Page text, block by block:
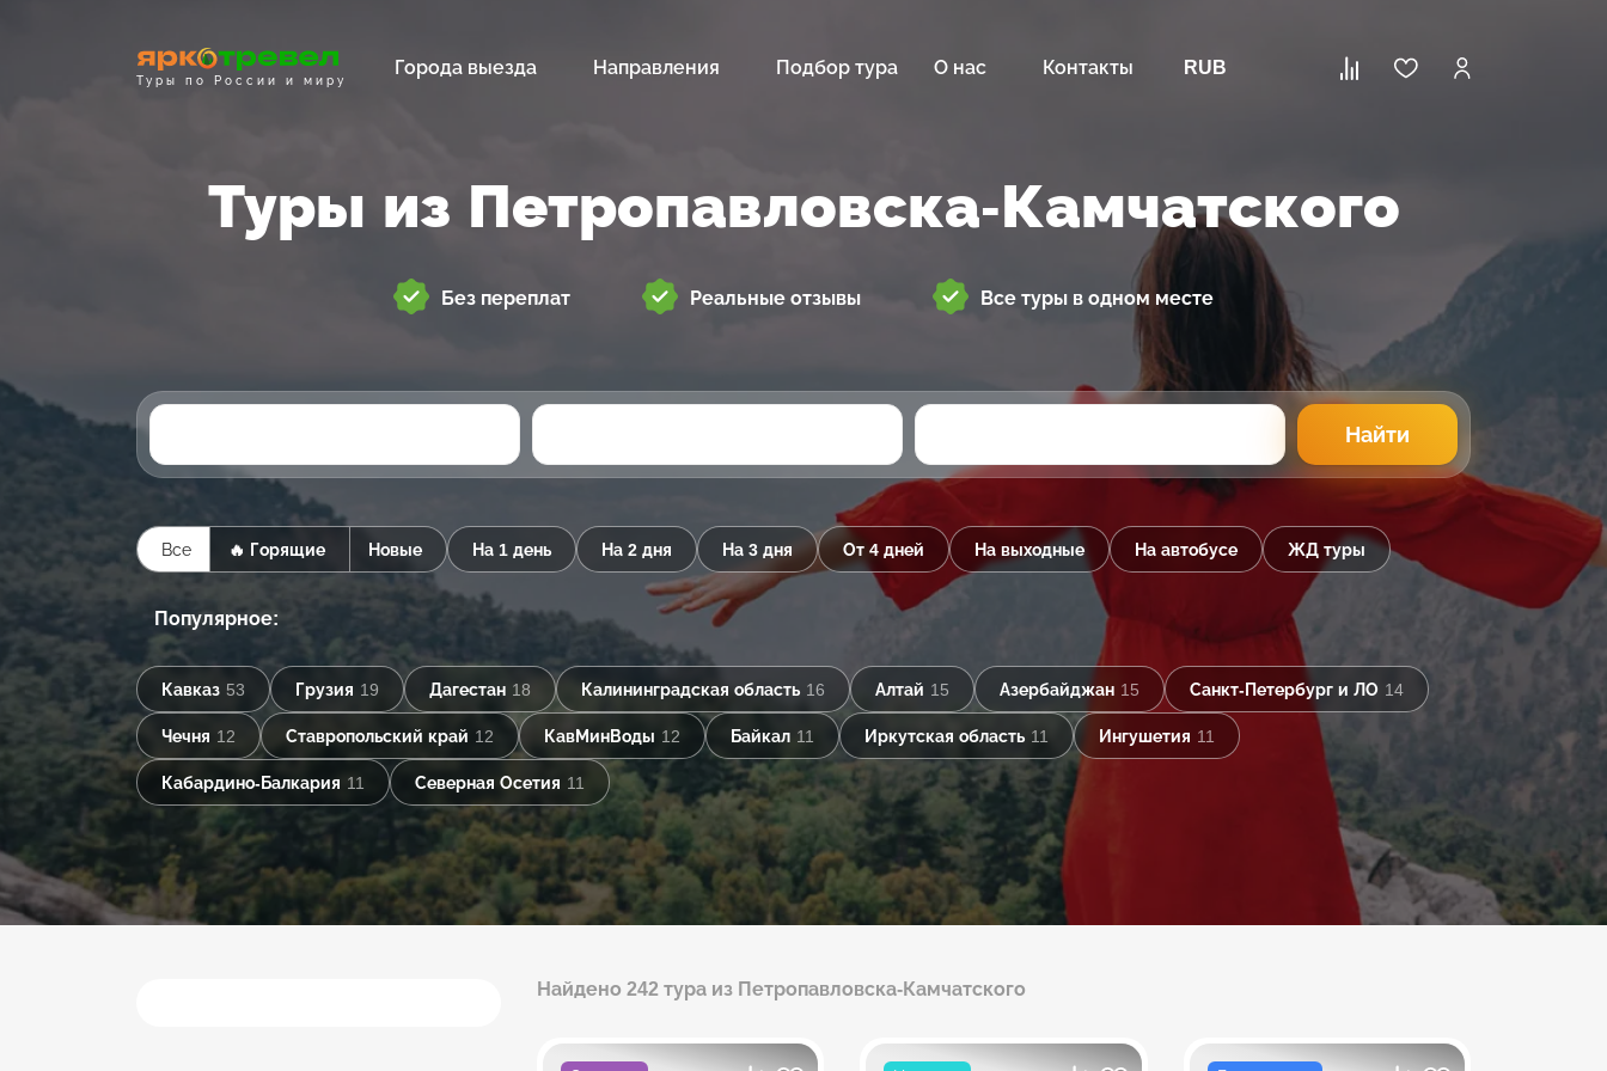
Туры по России и миру
Города выезда Направления Подбор тура О нас Контакты RUB
Туры из Петропавловска-Камчатского
Без переплат Реальные отзывы Все туры в одном месте
Найти
Все 🔥 Горящие Новые На 1 день На 2 дня На 3 дня От 4 дней На выходные На автобусе ЖД туры
Популярное:
Кавказ 53 Грузия 19 Дагестан 18 Калининградская область 16 Алтай 15 Азербайджан 15 Санкт-Петербург и ЛО 14
Чечня 12 Ставропольский край 12 КавМинВоды 12 Байкал 11 Иркутская область 11 Ингушетия 11
Кабардино-Балкария 11 Северная Осетия 11
Найдено 242 тура из Петропавловска-Камчатского